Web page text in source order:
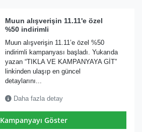
Muun alışverişin 11.11'e özel
%50 indirimli
Muun alışverişin 11.11’e özel %50
indirimli kampanyası başladı. Yukarıda
yazan “TIKLA VE KAMPANYAYA GİT”
linkinden ulaşıp en güncel
detaylarını...
Daha fazla detay
Kampanyayı Göster